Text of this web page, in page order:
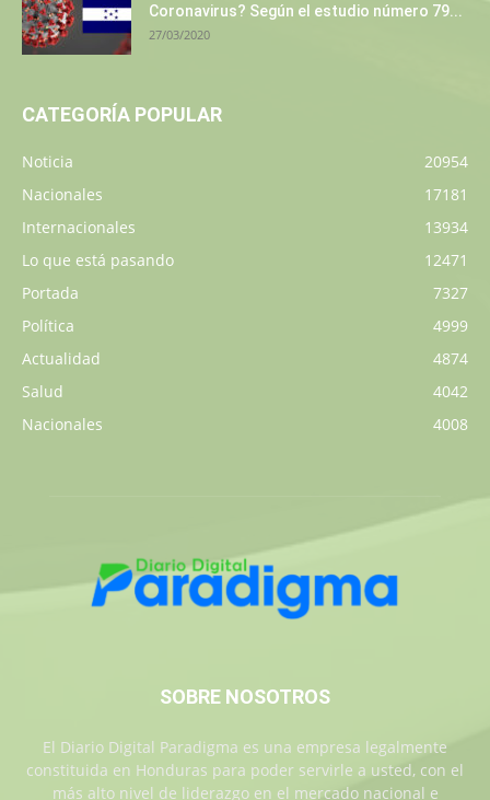
Coronavirus? Según el estudio número 79...
27/03/2020
CATEGORÍA POPULAR
Noticia
20954
Nacionales
17181
Internacionales
13934
Lo que está pasando
12471
Portada
7327
Política
4999
Actualidad
4874
Salud
4042
Nacionales
4008
SOBRE NOSOTROS
El Diario Digital Paradigma es una empresa legalmente
constituida en Honduras para poder servirle a usted, con el
más alto nivel de liderazgo en el mercado nacional e